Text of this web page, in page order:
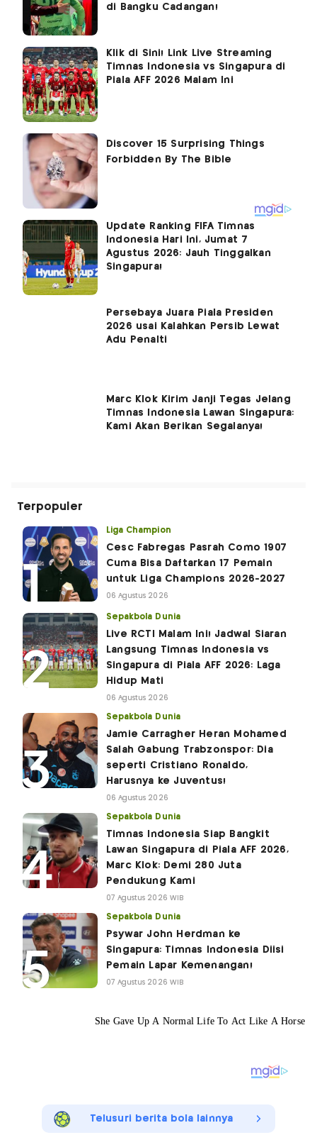
di Bangku Cadangan!
Klik di Sini! Link Live Streaming
Timnas Indonesia vs Singapura di
Piala AFF 2026 Malam Ini
Update Ranking FIFA Timnas
Indonesia Hari Ini, Jumat 7
Agustus 2026: Jauh Tinggalkan
Singapura!
Persebaya Juara Piala Presiden
2026 usai Kalahkan Persib Lewat
Adu Penalti
Marc Klok Kirim Janji Tegas Jelang
Timnas Indonesia Lawan Singapura:
Kami Akan Berikan Segalanya!
Terpopuler
Liga Champion
Cesc Fabregas Pasrah Como 1907
Cuma Bisa Daftarkan 17 Pemain
untuk Liga Champions 2026-2027
06 Agustus 2026
Sepakbola Dunia
Live RCTI Malam Ini! Jadwal Siaran
Langsung Timnas Indonesia vs
Singapura di Piala AFF 2026: Laga
Hidup Mati
06 Agustus 2026
Sepakbola Dunia
Jamie Carragher Heran Mohamed
Salah Gabung Trabzonspor: Dia
seperti Cristiano Ronaldo,
Harusnya ke Juventus!
06 Agustus 2026
Sepakbola Dunia
Timnas Indonesia Siap Bangkit
Lawan Singapura di Piala AFF 2026,
Marc Klok: Demi 280 Juta
Pendukung Kami
07 Agustus 2026 WIB
Sepakbola Dunia
Psywar John Herdman ke
Singapura: Timnas Indonesia Diisi
Pemain Lapar Kemenangan!
07 Agustus 2026 WIB
Telusuri berita bola lainnya